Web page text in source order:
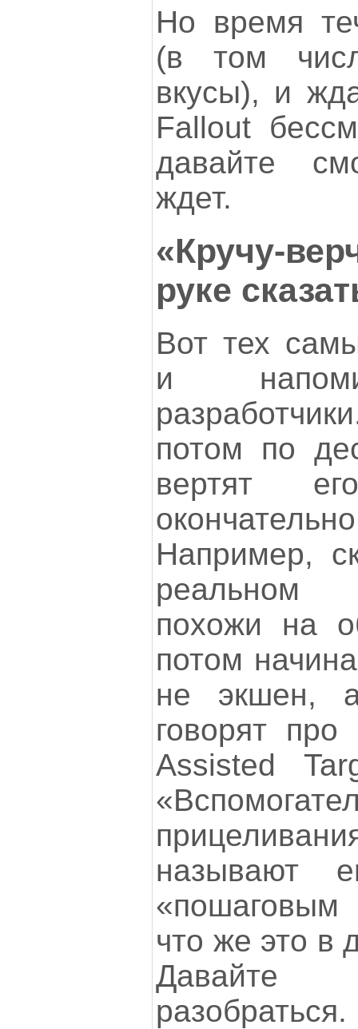
Но время
(в том
вкусы), и
Fallout
давайте
ждет.
«Кручу-
руке
Вот тех
и
потом по
вертят
Например,
реальном
похожи на
потом
не экшен,
говорят про
Assisted
называют
что же это в
разобраться.